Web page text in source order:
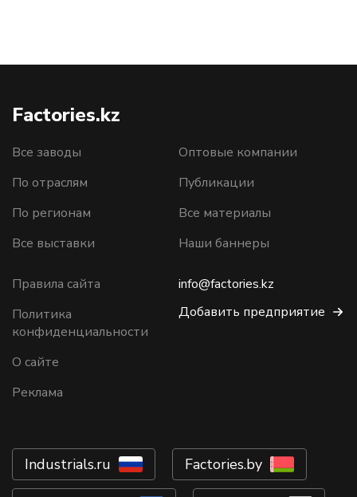
Factories.kz
Все заводы
По отраслям
По регионам
Все выставки
Оптовые компании
Публикации
Все материалы
Наши баннеры
Правила сайта
Политика
конфиденциальности
О сайте
Реклама
info@factories.kz
Добавить предприятие
Industrials.ru Factories.by